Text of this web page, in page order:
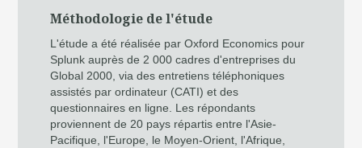
Méthodologie de l'étude
L'étude a été réalisée par Oxford Economics pour
Splunk auprès de 2 000 cadres d'entreprises du
Global 2000, via des entretiens téléphoniques
assistés par ordinateur (CATI) et des
questionnaires en ligne. Les répondants
proviennent de 20 pays répartis entre l'Asie-
Pacifique, l'Europe, le Moyen-Orient, l'Afrique,